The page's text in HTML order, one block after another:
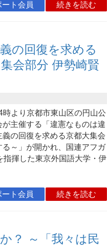
ト会員 続きを読む
の回復を求める
会部分 伊勢崎賢
より京都市東山区の円山公
主催する「違憲なものは違
の回復を求める京都大集会
～」が開かれ、国連アフガ
揮した東京外国語大学・伊
ト会員 続きを読む
？ ～「我々は民